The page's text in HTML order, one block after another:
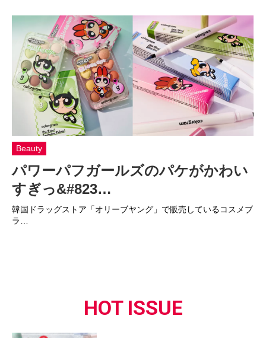
Beauty
パワーパフガールズのパケがかわい
すぎっ&#823…
韓国ドラッグストア「オリーブヤング」で販売しているコスメブ
ラ…
HOT ISSUE